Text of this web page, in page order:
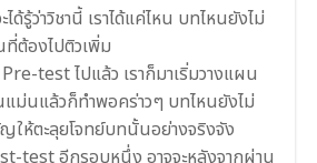
ด้รู้ว่าวิชานี้ เราได้แค่ไหน บทไหนยังไม่
ต้องไปติวเพิ่ม
Pre-test ไปแล้ว เราก็มาเริ่มวางแผน
ม่นแล้วก็ทำพอคร่าวๆ บทไหนยังไม่
ให้ตะลุยโจทย์บทนั้นอย่างจริงจัง
test อีกรอบหนึ่ง อาจจะหลังจากผ่าน